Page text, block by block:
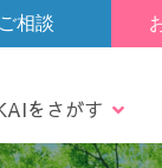
相談
ビデオギ
をさがす